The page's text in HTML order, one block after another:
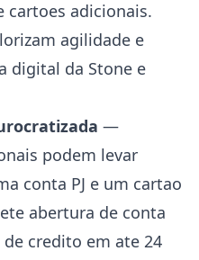
cartoes adicionais.
agilidade e
digital da Stone e
—
podem levar
conta PJ e um cartao
abertura de conta
credito em ate 24